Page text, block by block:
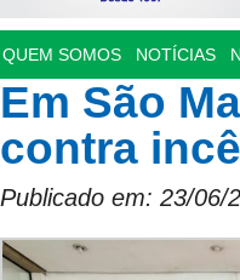
QUEM SOMOS NOTÍCIAS
Em São
contra
Publicado em: 23/06/